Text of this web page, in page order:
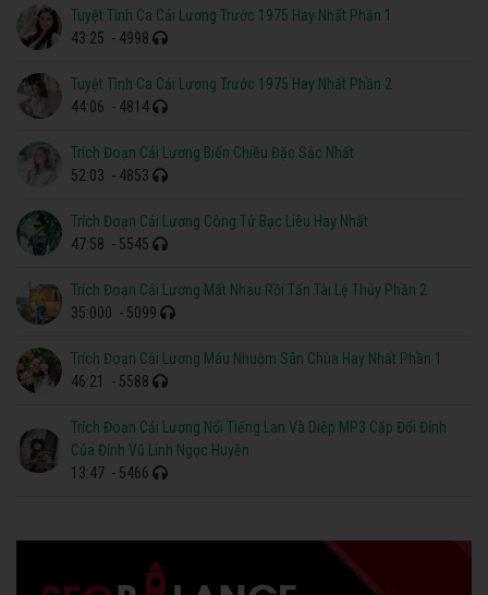
Tuyệt Tình Ca Cải Lương Trước 1975 Hay Nhất Phần 1
43:25 - 4998
Tuyệt Tình Ca Cải Lương Trước 1975 Hay Nhất Phần 2
44:06 - 4814
Trích Đoạn Cải Lương Biển Chiều Đặc Sắc Nhất
52:03 - 4853
Trích Đoạn Cải Lương Công Tử Bạc Liêu Hay Nhất
47:58 - 5545
Trích Đoạn Cải Lương Mất Nhau Rồi Tấn Tài Lệ Thủy Phần 2
35:000 - 5099
Trích Đoạn Cải Lương Máu Nhuộm Sân Chùa Hay Nhất Phần 1
46:21
- 5588
Trích Đoạn Cải Lương Nổi Tiếng Lan Và Diệp MP3 Cặp Đổi Đỉnh
Của Đỉnh Vũ Linh Ngọc Huyền
13:47 - 5466